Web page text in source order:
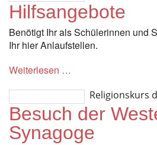
Hilfsangebote
Benötigt Ihr als Schülerinnen und
Ihr hier Anlaufstellen.
Weiterlesen …
Religionskurs
Besuch der
Synagoge